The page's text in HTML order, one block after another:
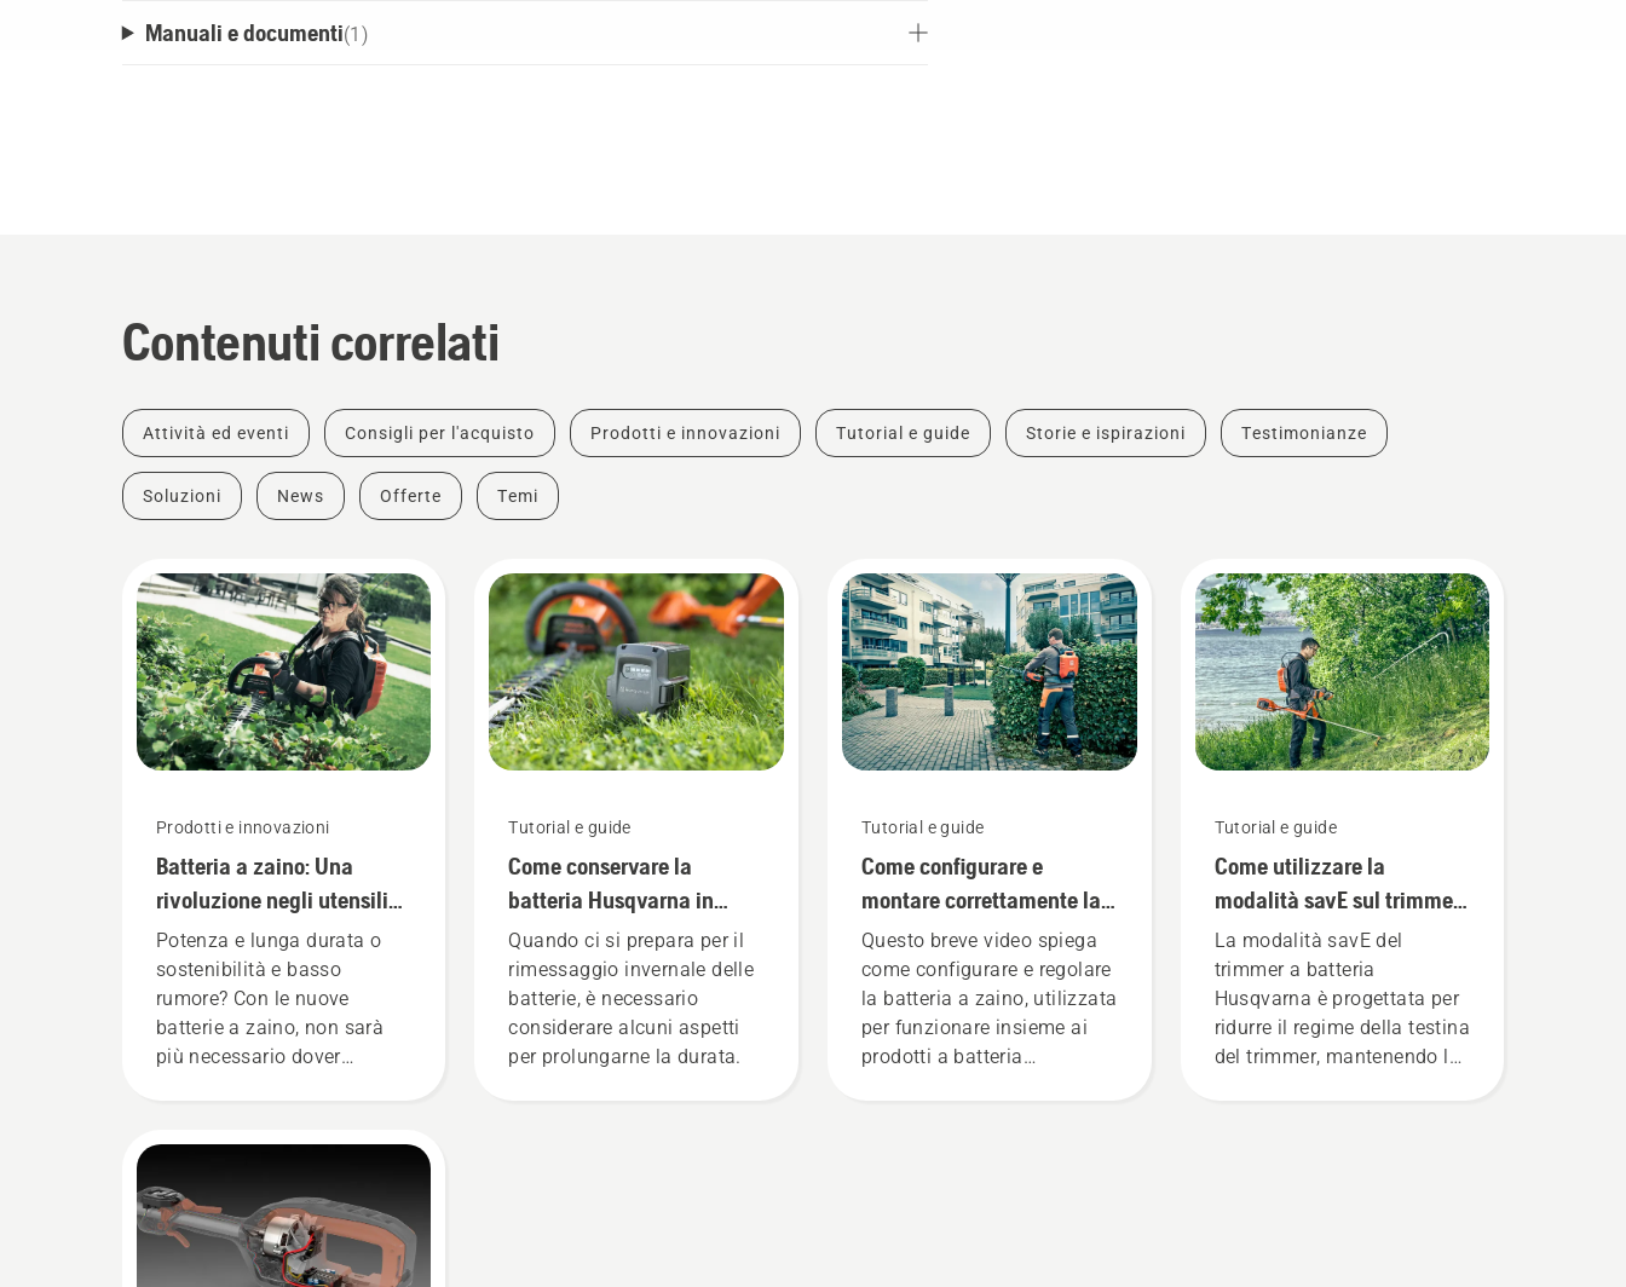
Manuali e documenti(1 )
Contenuti correlati
Attività ed eventi Consigli per l'acquisto Prodotti e innovazioni Tutorial e guide Storie e ispirazioni Testimonianze
Soluzioni News Offerte Temi
Prodotti e innovazioni
Batteria a zaino: Una
rivoluzione negli utensili
portatili a batteria
Potenza e lunga durata o
sostenibilità e basso
rumore? Con le nuove
batterie a zaino, non sarà
più necessario dover
batteria a un livello
dichiara Johan Svennung,
Product Manager
Husqvarna per la divisione
Tutorial e guide
Come conservare la
batteria Husqvarna in
inverno
Quando ci si prepara per il
rimessaggio invernale delle
batterie, è necessario
considerare alcuni aspetti
per prolungarne la durata.
Tutorial e guide
Come configurare e
montare correttamente la
batteria a zaino
Questo breve video spiega
come configurare e regolare
la batteria a zaino, utilizzata
per funzionare insieme ai
prodotti a batteria
Tutorial e guide
Come utilizzare la
modalità savE sul trimmer
a batteria
La modalità savE del
trimmer a batteria
Husqvarna è progettata per
ridurre il regime della testina
del trimmer, mantenendo la